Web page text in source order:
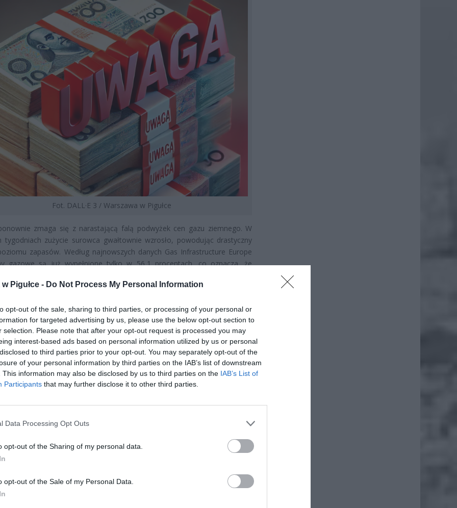
Pigułce - Do Not Process My Personal Information
opt-out of the sale, sharing to third parties, or processing of your personal or
for targeted advertising by us, please use the below opt-out section to
selection. Please note that after your opt-out request is processed you may
interest-based ads based on personal information utilized by us or personal
to third parties prior to your opt-out. You may separately opt-out of the
of your personal information by third parties on the IAB’s list of downstream
This information may also be disclosed by us to third parties on the IAB’s List of
Participants that may further disclose it to other third parties.
Data Processing Opt Outs
opt-out of the Sharing of my personal data.
opt-out of the Sale of my Personal Data.
Fot. DALL·E 3 / Warszawa w Pigułce
zmaga się z narastającą falą podwyżek cen gazu ziemnego. W
tygodniach zużycie surowca gwałtownie wzrosło, powodując drastyczny
zapasów. Według najnowszych danych Gas Infrastructure Europe
gazowe są już wypełnione tylko w 56,1 procentach, co oznacza, że
stanąć przed największym kryzysem energetycznym ostatnich lat.
ad
obywatel Ukrainy zaatakował zakonnicę i zerwał jej krzyż.